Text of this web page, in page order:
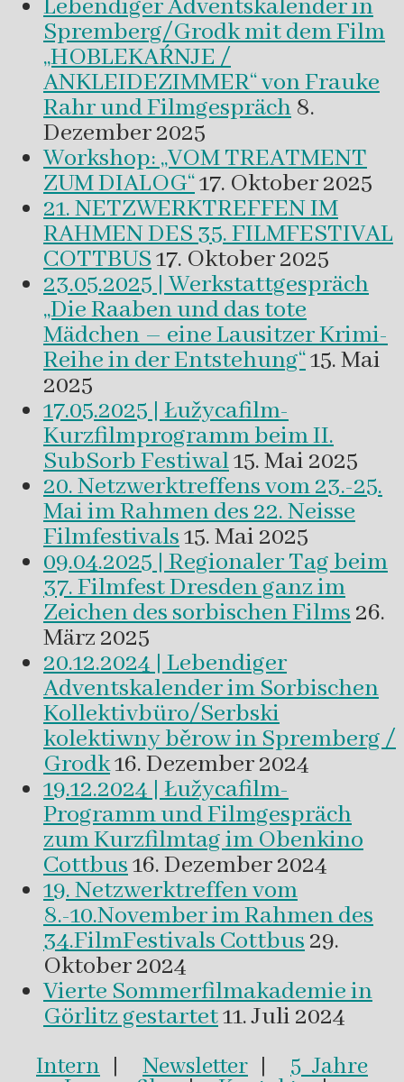
Lebendiger Adventskalender in
Spremberg/Grodk mit dem Film
„HOBLEKAŔNJE /
ANKLEIDEZIMMER“ von Frauke
Rahr und Filmgespräch 8.
Dezember 2025
Workshop: „VOM TREATMENT
ZUM DIALOG“17. Oktober 2025
21. NETZWERKTREFFEN IM
RAHMEN DES 35. FILMFESTIVAL
COTTBUS17. Oktober 2025
23.05.2025 | Werkstattgespräch
„Die Raaben und das tote
Mädchen – eine Lausitzer Krimi-
Reihe in der Entstehung“15. Mai
2025
17.05.2025 | Łužycafilm-
Kurzfilmprogramm beim II.
SubSorb Festiwal15. Mai 2025
20. Netzwerktreffens vom 23.-25.
Mai im Rahmen des 22. Neisse
Filmfestivals15. Mai 2025
09.04.2025 | Regionaler Tag beim
37. Filmfest Dresden ganz im
Zeichen des sorbischen Films26.
März 2025
20.12.2024 | Lebendiger
Adventskalender im Sorbischen
Kollektivbüro/Serbski
kolektiwny běrow in Spremberg /
Grodk16. Dezember 2024
19.12.2024 | Łužycafilm-
Programm und Filmgespräch
zum Kurzfilmtag im Obenkino
Cottbus16. Dezember 2024
19. Netzwerktreffen vom
8.-10.November im Rahmen des
34.FilmFestivals Cottbus29.
Oktober 2024
Vierte Sommerfilmakademie in
Görlitz gestartet11. Juli 2024
Intern | Newsletter | 5 Jahre